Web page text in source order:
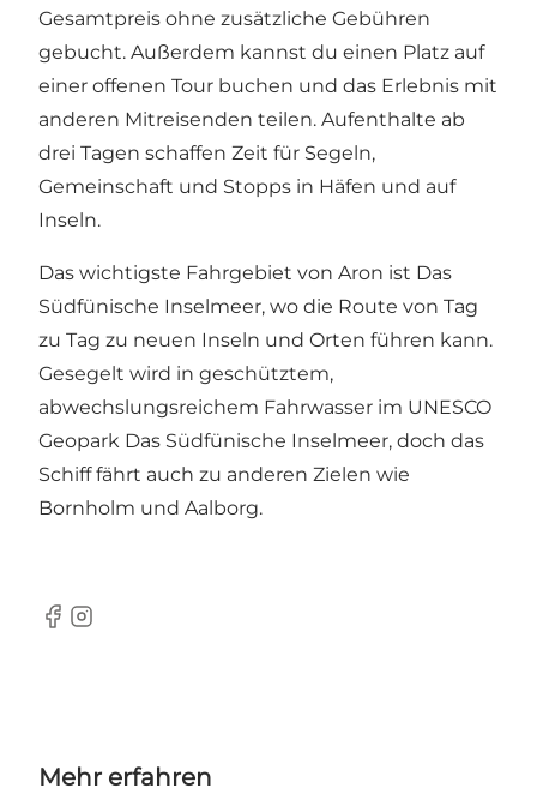
Gesamtpreis ohne zusätzliche Gebühren
gebucht. Außerdem kannst du einen Platz auf
einer offenen Tour buchen und das Erlebnis mit
anderen Mitreisenden teilen. Aufenthalte ab
drei Tagen schaffen Zeit für Segeln,
Gemeinschaft und Stopps in Häfen und auf
Inseln.
Das wichtigste Fahrgebiet von Aron ist Das
Südfünische Inselmeer, wo die Route von Tag
zu Tag zu neuen Inseln und Orten führen kann.
Gesegelt wird in geschütztem,
abwechslungsreichem Fahrwasser im UNESCO
Geopark Das Südfünische Inselmeer, doch das
Schiff fährt auch zu anderen Zielen wie
Bornholm und Aalborg.
Facebook
Instagram
Mehr erfahren